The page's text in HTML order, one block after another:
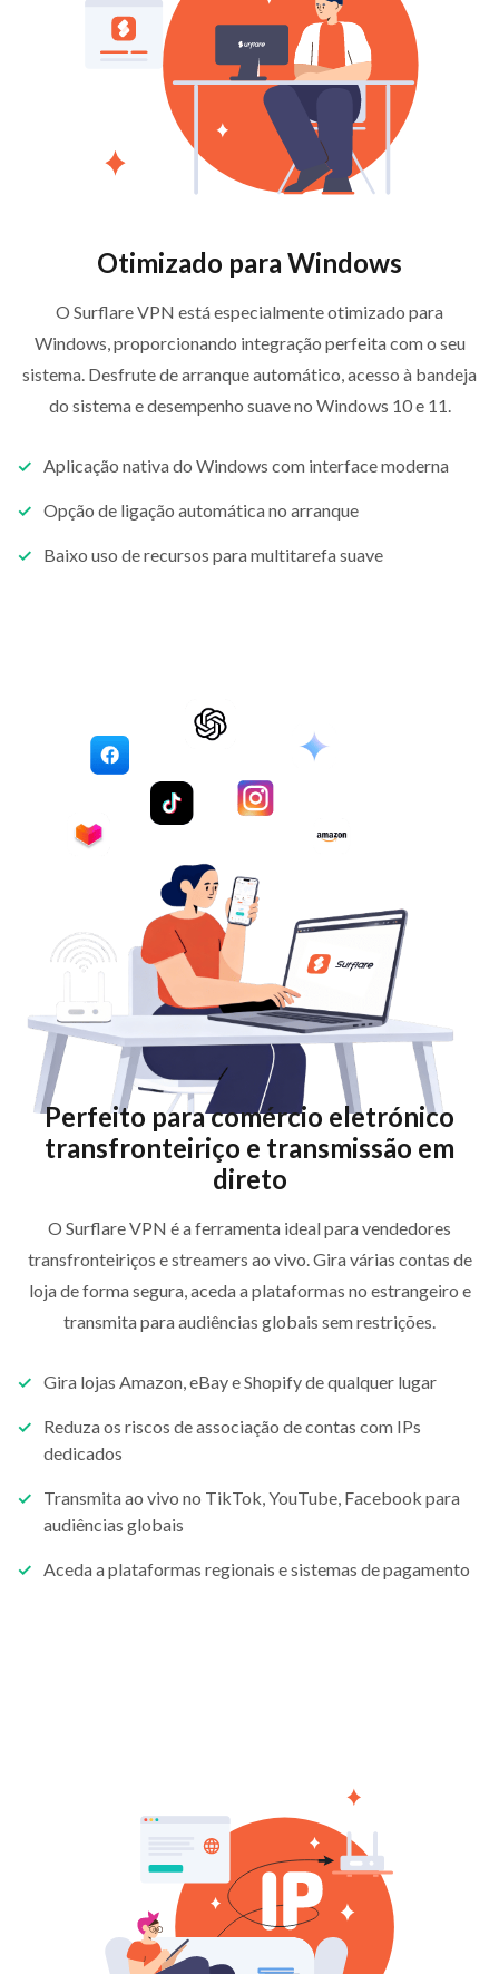
Otimizado para Windows
O Surflare VPN está especialmente otimizado para
Windows, proporcionando integração perfeita com o seu
sistema. Desfrute de arranque automático, acesso à bandeja
do sistema e desempenho suave no Windows 10 e 11.
Aplicação nativa do Windows com interface moderna
Opção de ligação automática no arranque
Baixo uso de recursos para multitarefa suave
Perfeito para comércio eletrónico
transfronteiriço e transmissão em
direto
O Surflare VPN é a ferramenta ideal para vendedores
transfronteiriços e streamers ao vivo. Gira várias contas de
loja de forma segura, aceda a plataformas no estrangeiro e
transmita para audiências globais sem restrições.
Gira lojas Amazon, eBay e Shopify de qualquer lugar
Reduza os riscos de associação de contas com IPs
dedicados
Transmita ao vivo no TikTok, YouTube, Facebook para
audiências globais
Aceda a plataformas regionais e sistemas de pagamento